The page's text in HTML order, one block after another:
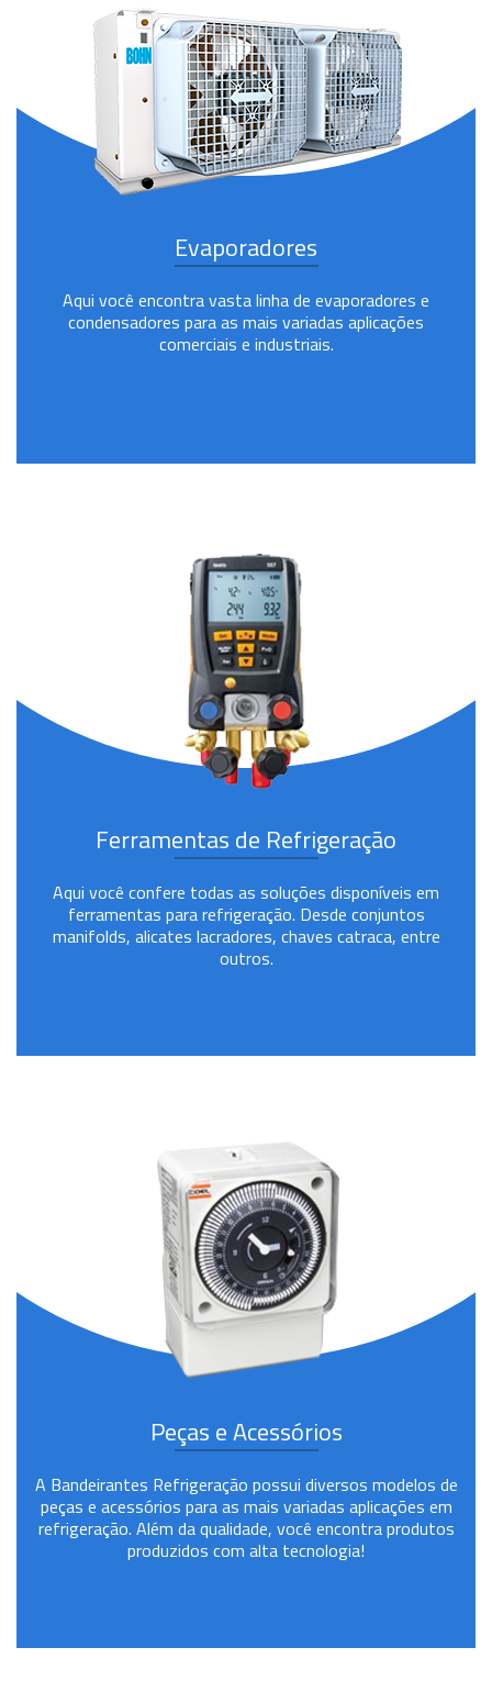
Evaporadores
Aqui você encontra vasta linha de evaporadores e
condensadores para as mais variadas aplicações
comerciais e industriais.
Ferramentas de Refrigeração
Aqui você confere todas as soluções disponíveis em
ferramentas para refrigeração. Desde conjuntos
manifolds, alicates lacradores, chaves catraca, entre
outros.
Peças e Acessórios
A Bandeirantes Refrigeração possui diversos modelos de
peças e acessórios para as mais variadas aplicações em
refrigeração. Além da qualidade, você encontra produtos
produzidos com alta tecnologia!